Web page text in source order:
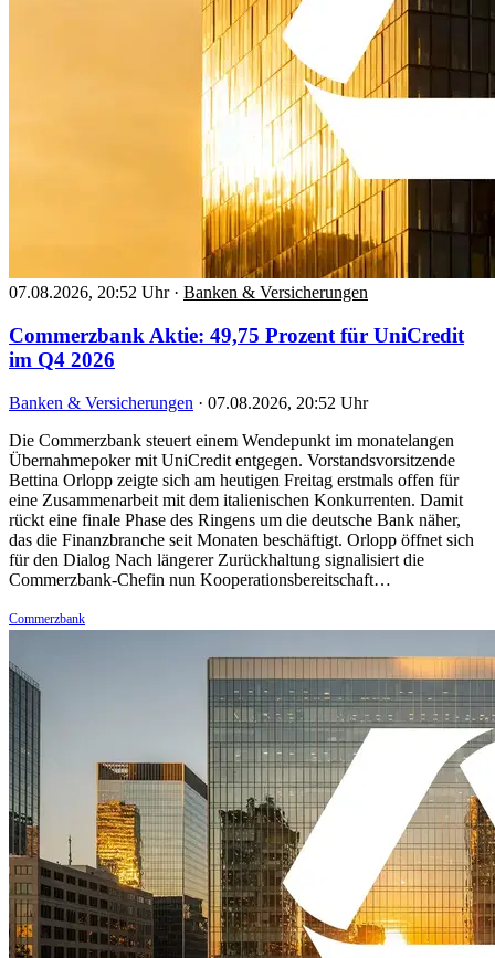
07.08.2026, 20:52 Uhr · Banken & Versicherungen
Commerzbank Aktie: 49,75 Prozent für UniCredit
im Q4 2026
Banken & Versicherungen · 07.08.2026, 20:52 Uhr
Die Commerzbank steuert einem Wendepunkt im monatelangen
Übernahmepoker mit UniCredit entgegen. Vorstandsvorsitzende
Bettina Orlopp zeigte sich am heutigen Freitag erstmals offen für
eine Zusammenarbeit mit dem italienischen Konkurrenten. Damit
rückt eine finale Phase des Ringens um die deutsche Bank näher,
das die Finanzbranche seit Monaten beschäftigt. Orlopp öffnet sich
für den Dialog Nach längerer Zurückhaltung signalisiert die
Commerzbank-Chefin nun Kooperationsbereitschaft…
Commerzbank